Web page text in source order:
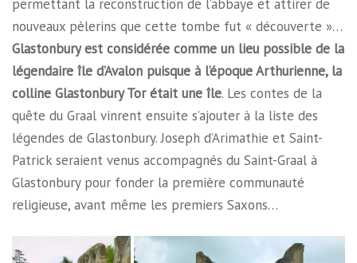
permettant la reconstruction de l’abbaye et attirer de
nouveaux pèlerins que cette tombe fut « découverte »…
Glastonbury est considérée comme un lieu possible de la
légendaire île d’Avalon puisque à l’époque Arthurienne, la
colline Glastonbury Tor était une île. Les contes de la
quête du Graal vinrent ensuite s’ajouter à la liste des
légendes de Glastonbury. Joseph d’Arimathie et Saint-
Patrick seraient venus accompagnés du Saint-Graal à
Glastonbury pour fonder la première communauté
religieuse, avant même les premiers Saxons…